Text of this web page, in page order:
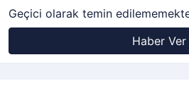
Geçici olarak temin
Haber Ver